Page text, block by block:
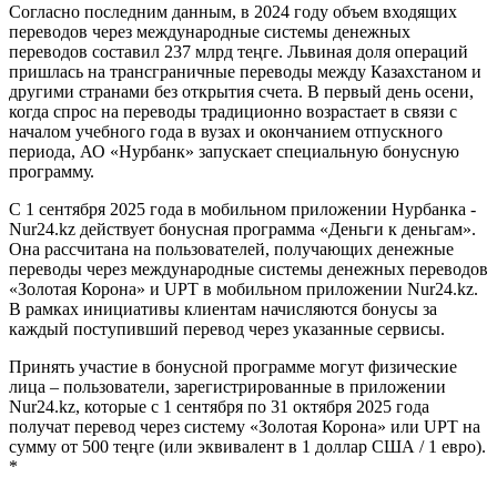
Согласно последним данным, в 2024 году объем входящих
переводов через международные системы денежных
переводов составил 237 млрд теңге. Львиная доля операций
пришлась на трансграничные переводы между Казахстаном и
другими странами без открытия счета. В первый день осени,
когда спрос на переводы традиционно возрастает в связи с
началом учебного года в вузах и окончанием отпускного
периода, АО «Нурбанк» запускает специальную бонусную
программу.
С 1 сентября 2025 года в мобильном приложении Нурбанка -
Nur24.kz действует бонусная программа «Деньги к деньгам».
Она рассчитана на пользователей, получающих денежные
переводы через международные системы денежных переводов
«Золотая Корона» и UPT в мобильном приложении Nur24.kz.
В рамках инициативы клиентам начисляются бонусы за
каждый поступивший перевод через указанные сервисы.
Принять участие в бонусной программе могут физические
лица – пользователи, зарегистрированные в приложении
Nur24.kz, которые с 1 сентября по 31 октября 2025 года
получат перевод через систему «Золотая Корона» или UPT на
сумму от 500 теңге (или эквивалент в 1 доллар США / 1 евро).
*